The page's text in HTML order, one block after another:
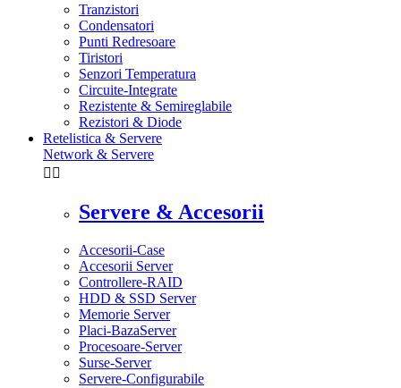
Tranzistori
Condensatori
Punti Redresoare
Tiristori
Senzori Temperatura
Circuite-Integrate
Rezistente & Semireglabile
Rezistori & Diode
Retelistica & Servere
Network & Servere
 
Servere & Accesorii
Accesorii-Case
Accesorii Server
Controllere-RAID
HDD & SSD Server
Memorie Server
Placi-BazaServer
Procesoare-Server
Surse-Server
Servere-Configurabile